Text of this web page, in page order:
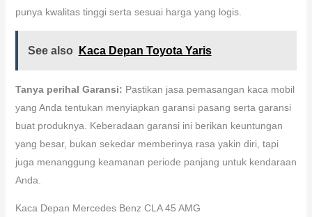
punya kwalitas tinggi serta sesuai harga yang logis.
See also Kaca Depan Toyota Yaris
Tanya perihal Garansi: Pastikan jasa pemasangan kaca mobil
yang Anda tentukan menyiapkan garansi pasang serta garansi
buat produknya. Keberadaan garansi ini berikan keuntungan
yang besar, bukan sekedar memberinya rasa yakin diri, tapi
juga menanggung keamanan periode panjang untuk kendaraan
Anda.
Kaca Depan Mercedes Benz CLA 45 AMG